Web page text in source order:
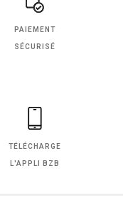
PAIEMENT
SÉCURISÉ
TÉLÉCHARGE
L'APPLI BZB